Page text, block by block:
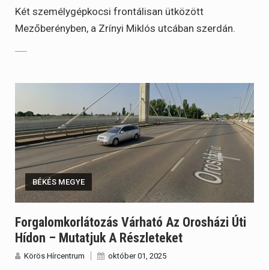
Két személygépkocsi frontálisan ütközött
Mezőberényben, a Zrínyi Miklós utcában szerdán.
BÉKÉS MEGYE
Forgalomkorlátozás Várható Az Orosházi Úti
Hídon – Mutatjuk A Részleteket
Körös Hírcentrum október 01, 2025